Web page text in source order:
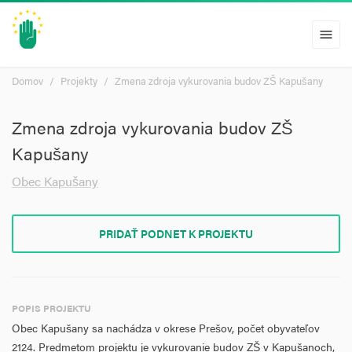
menu
Domov Projekty Zmena zdroja vykurovania budov ZŠ Kapušany
Zmena zdroja vykurovania budov ZŠ
Kapušany
Obec Kapušany
PRIDAŤ PODNET K PROJEKTU
POPIS PROJEKTU
Obec Kapušany sa nachádza v okrese Prešov, počet obyvateľov
2124. Predmetom projektu je vykurovanie budov ZŠ v Kapušanoch,